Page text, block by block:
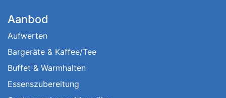
Aanbod
Aufwerten
Bargeräte & Kaffee/Tee
Buffet & Warmhalten
Essenszubereitung